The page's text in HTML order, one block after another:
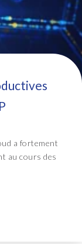
a fortement
au cours des